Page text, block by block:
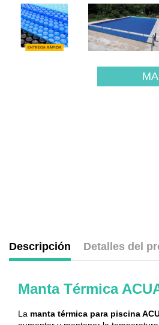
Descripción Detalles del
Manta Térmica
La manta térmica para piscina